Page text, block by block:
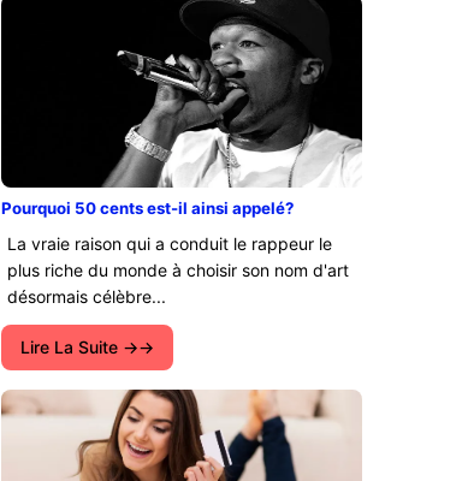
Pourquoi 50 cents est-il ainsi appelé?
La vraie raison qui a conduit le rappeur le
plus riche du monde à choisir son nom d'art
désormais célèbre...
Lire La Suite →